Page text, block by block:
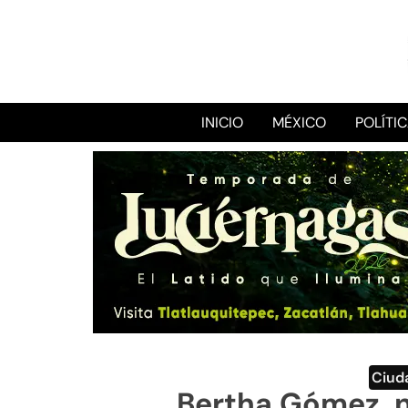
INICIO MÉXICO